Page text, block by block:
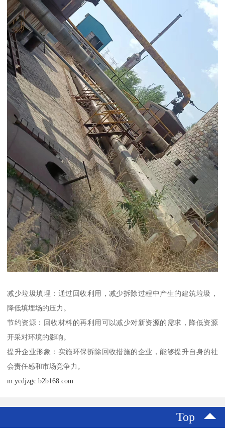
减少垃圾填埋：通过回收利用，减少拆除过程中产生的建筑垃圾，
降低填埋场的压力。
节约资源：回收材料的再利用可以减少对新资源的需求，降低资源
开采对环境的影响。
提升企业形象：实施环保拆除回收措施的企业，能够提升自身的社
会责任感和市场竞争力。
m.ycdjzgc.b2b168.com
Top